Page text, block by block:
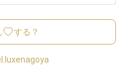
する？